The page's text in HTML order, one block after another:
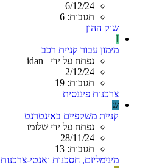
6/12/24
תגובות: 6
שוק ההון
I
מימון עבור קניית רכב
נפתח על ידי _idan_
2/12/24
תגובות: 19
צרכנות פיננסית
ש
קניית משקפיים באינטרנט
נפתח על ידי שלומו
28/11/24
תגובות: 13
מינימליזם, חסכנות ואנטי-צרכנות